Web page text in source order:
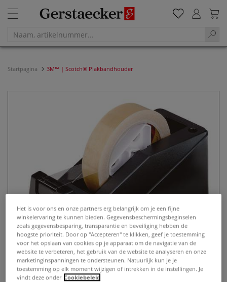
Startpagina 3M™ | Scotch® Plakbandhouder
Het is voor ons en onze partners erg belangrijk om je een fijne
winkelervaring te kunnen bieden. Gegevensbeschermingsbeginselen
zoals gegevensbesparing, transparantie en beveiliging hebben de
hoogste prioriteit. Door op "Accepteren" te klikken, geef je toestemming
voor het opslaan van cookies op je apparaat om de navigatie van de
website te verbeteren, het gebruik van de website te analyseren en onze
marketinginspanningen te ondersteunen. Natuurlijk kun je je
toestemming op elk moment wijzigen of intrekken in de instellingen. Je
vindt deze onder Cookiebeleid